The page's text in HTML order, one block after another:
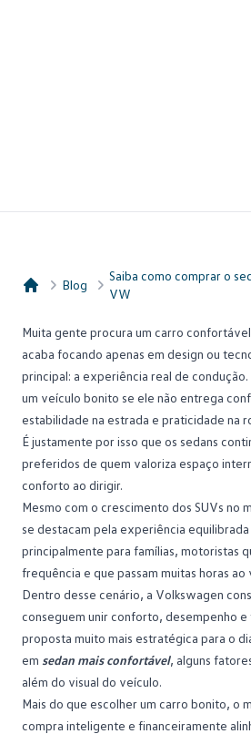
Consórcio Embracon
Blog
Saiba como comprar o
VW
Muita gente procura um carro confortável
acaba focando apenas em design ou
principal: a experiência real de
um veículo bonito se ele não entrega
estabilidade na estrada e praticidade na
É justamente por isso que os sedans
preferidos de quem valoriza espaço
conforto ao dirigir.
Mesmo com o crescimento dos SUVs no
se destacam pela experiência
principalmente para famílias, motoristas
frequência e que passam muitas horas ao
Dentro desse cenário, a Volkswagen
conseguem unir conforto, desempenho e
proposta muito mais estratégica para o
em sedan mais confortável, alguns
além do visual do veículo.
Mais do que escolher um carro bonito, o
compra inteligente e financeiramente